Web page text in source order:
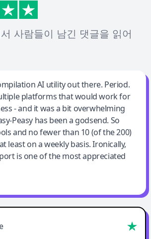
사람들이 남긴 댓글을 읽어
AI utility
AI utility out there. Period.
platforms that would work for
- and it was a bit overwhelming
Peasy has been a godsend. So
and no fewer than 10 (of the 200)
least on a weekly basis. Ironically,
is one of the most appreciated